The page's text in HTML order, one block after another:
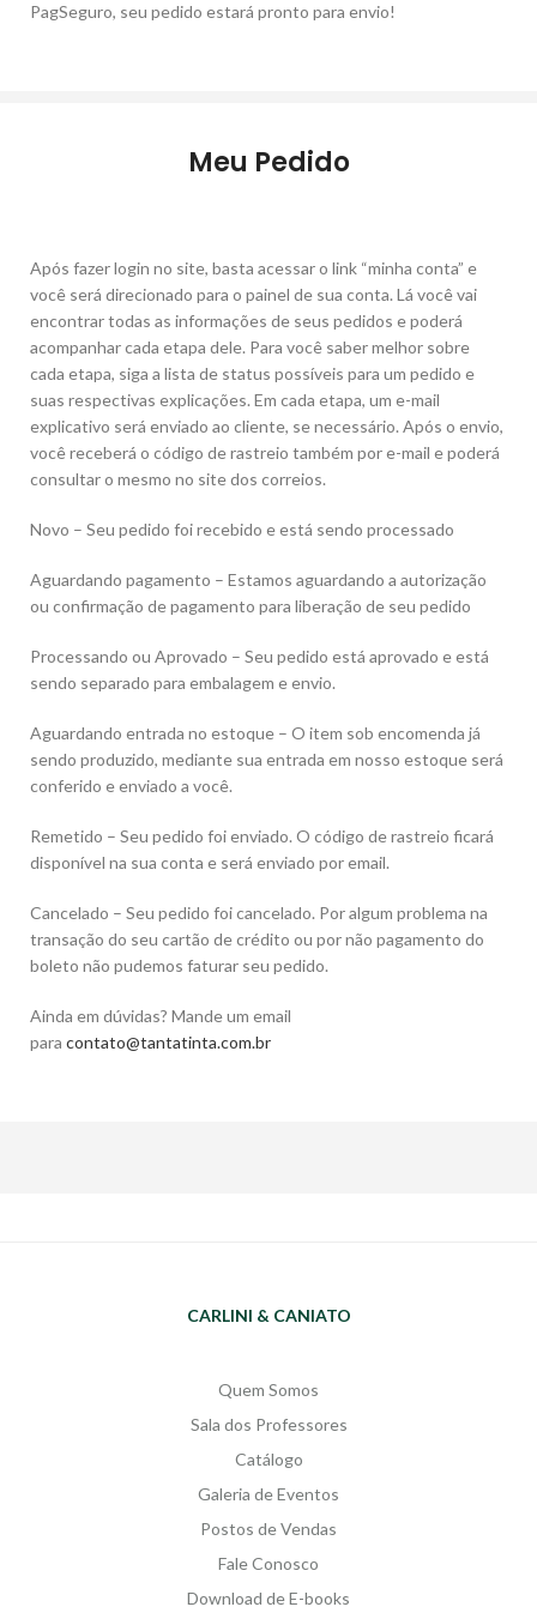
PagSeguro, seu pedido estará pronto para envio!
Meu Pedido
Após fazer login no site, basta acessar o link “minha conta” e
você será direcionado para o painel de sua conta. Lá você vai
encontrar todas as informações de seus pedidos e poderá
acompanhar cada etapa dele. Para você saber melhor sobre
cada etapa, siga a lista de status possíveis para um pedido e
suas respectivas explicações. Em cada etapa, um e-mail
explicativo será enviado ao cliente, se necessário. Após o envio,
você receberá o código de rastreio também por e-mail e poderá
consultar o mesmo no site dos correios.
Novo – Seu pedido foi recebido e está sendo processado
Aguardando pagamento – Estamos aguardando a autorização
ou confirmação de pagamento para liberação de seu pedido
Processando ou Aprovado – Seu pedido está aprovado e está
sendo separado para embalagem e envio.
Aguardando entrada no estoque – O item sob encomenda já
sendo produzido, mediante sua entrada em nosso estoque será
conferido e enviado a você.
Remetido – Seu pedido foi enviado. O código de rastreio ficará
disponível na sua conta e será enviado por email.
Cancelado – Seu pedido foi cancelado. Por algum problema na
transação do seu cartão de crédito ou por não pagamento do
boleto não pudemos faturar seu pedido.
Ainda em dúvidas? Mande um email
para contato@tantatinta.com.br
CARLINI & CANIATO
Quem Somos
Sala dos Professores
Catálogo
Galeria de Eventos
Postos de Vendas
Fale Conosco
Download de E-books